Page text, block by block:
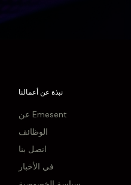
نبذة عن أعمالنا
عن Emesent
الوظائف
اتصل بنا
في الأخبار